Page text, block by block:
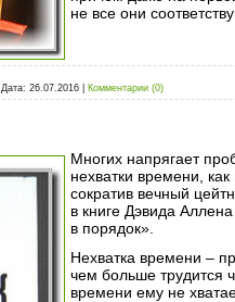
не все они
Дата: 26.07.2016 Комментарии (0)
Многих напрягает
нехватки времени, как
сократив вечный
в книге Дэвида
в порядок».
Нехватка времени –
чем больше трудится
времени ему не